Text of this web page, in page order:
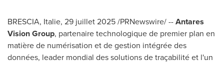
BRESCIA, Italie, 29 juillet 2025/PRNewswire/ --Antares
Vision Group, partenaire technologique de premier plan en
matière de numérisation et de gestion intégrée des
données, leader mondial des solutions de traçabilité et l'un